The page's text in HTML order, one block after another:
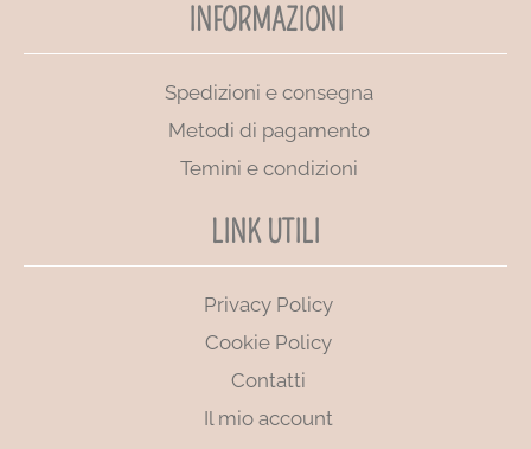
INFORMAZIONI
Spedizioni e consegna
Metodi di pagamento
Temini e condizioni
LINK UTILI
Privacy Policy
Cookie Policy
Contatti
Il mio account